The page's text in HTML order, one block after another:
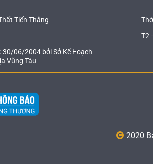
Tiến Thắng
30/06/2004 bởi Sở Kế Hoạch
Vũng Tàu
T2
2020